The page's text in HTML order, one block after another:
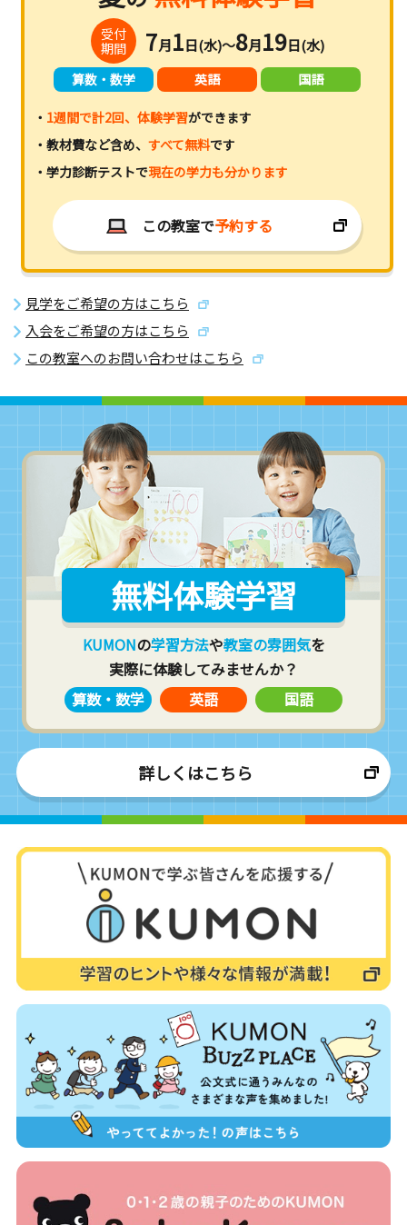
受付
期間
7月1日(水)～8月19日(水)
算数・数学 英語 国語
・ 1週間で計2回、体験学習ができます
・教材費など含め、 すべて無料です
・学力診断テストで現在の学力も分かります
この教室で予約する
見学をご希望の方はこちら
入会をご希望の方はこちら
この教室へのお問い合わせはこちら
無料体験学習
KUMONの学習方法や教室の雰囲気を
実際に体験してみませんか？
算数・数学
英語 国語
詳しくはこちら